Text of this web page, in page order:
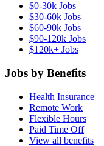
$0-30k Jobs
$30-60k Jobs
$60-90k Jobs
$90-120k Jobs
$120k+ Jobs
Jobs by Benefits
Health Insurance
Remote Work
Flexible Hours
Paid Time Off
View all benefits